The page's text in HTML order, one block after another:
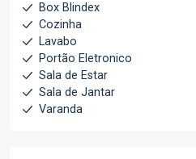
Box Blindex
Cozinha
Lavabo
Portão Eletronico
Sala de Estar
Sala de Jantar
Varanda